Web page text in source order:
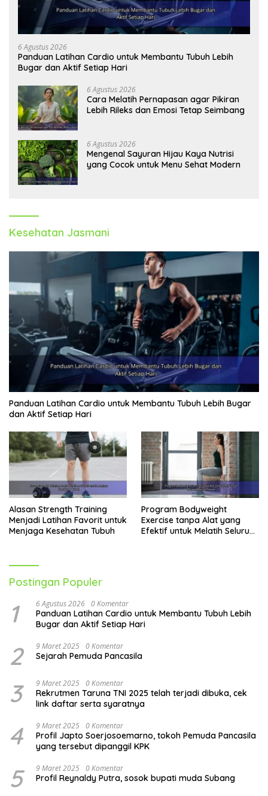
6 Agustus 2026
Panduan Latihan Cardio untuk Membantu Tubuh Lebih
Bugar dan Aktif Setiap Hari
6 Agustus 2026
Cara Melatih Pernapasan agar Pikiran
Lebih Rileks dan Emosi Tetap Seimbang
6 Agustus 2026
Mengenal Sayuran Hijau Kaya Nutrisi
yang Cocok untuk Menu Sehat Modern
Kesehatan Jasmani
Panduan Latihan Cardio untuk Membantu Tubuh Lebih Bugar
dan Aktif Setiap Hari
Alasan Strength Training
Menjadi Latihan Favorit untuk
Menjaga Kesehatan Tubuh
Program Bodyweight
Exercise tanpa Alat yang
Efektif untuk Melatih Seluruh
Postingan Populer
1 6 Agustus 2026 0 Komentar
Panduan Latihan Cardio untuk Membantu Tubuh Lebih
Bugar dan Aktif Setiap Hari
2 9 Maret 2025 0 Komentar
Sejarah Pemuda Pancasila
3 9 Maret 2025 0 Komentar
Rekrutmen Taruna TNI 2025 telah terjadi dibuka, cek
link daftar serta syaratnya
4 9 Maret 2025 0 Komentar
Profil Japto Soerjosoemarno, tokoh Pemuda Pancasila
yang tersebut dipanggil KPK
5 9 Maret 2025 0 Komentar
Profil Reynaldy Putra, sosok bupati muda Subang